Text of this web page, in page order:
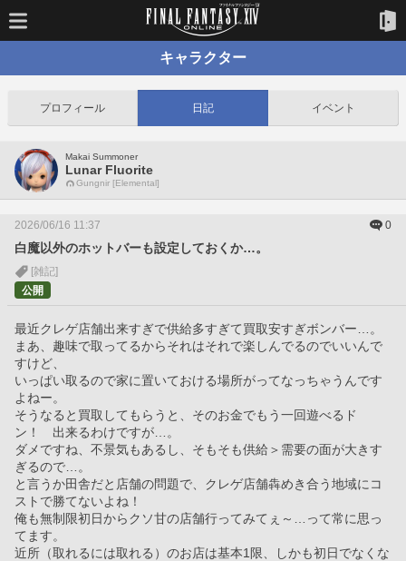
キャラクター
プロフィール 日記 イベント
Makai Summoner
Lunar Fluorite
Gungnir [Elemental]
2026/06/16 11:37 0
白魔以外のホットバーも設定しておくか…。
[雑記]
公開
最近クレゲ店舗出来すぎで供給多すぎて買取安すぎボンバー…。
まあ、趣味で取ってるからそれはそれで楽しんでるのでいいんで
すけど、
いっぱい取るので家に置いておける場所がってなっちゃうんです
よねー。
そうなると買取してもらうと、そのお金でもう一回遊べるド
ン！　出来るわけですが…。
ダメですね、不景気もあるし、そもそも供給＞需要の面が大きす
ぎるので…。
と言うか田舎だと店舗の問題で、クレゲ店舗犇めき合う地域にコ
ストで勝てないよね！
俺も無制限初日からクソ甘の店舗行ってみてぇ～…って常に思っ
てます。
近所（取れるには取れる）のお店は基本1限、しかも初日でなくな